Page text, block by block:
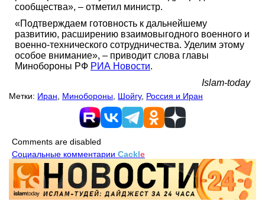
сообщества», – отметил министр.
«Подтверждаем готовность к дальнейшему
развитию, расширению взаимовыгодного военного и
военно-технического сотрудничества. Уделим этому
особое внимание», – приводит слова главы
Минобороны РФ РИА Новости.
Islam-today
Метки: Иран Минобороны Шойгу, Россия и Иран
Comments are disabled
Социальные комментарии Cackle